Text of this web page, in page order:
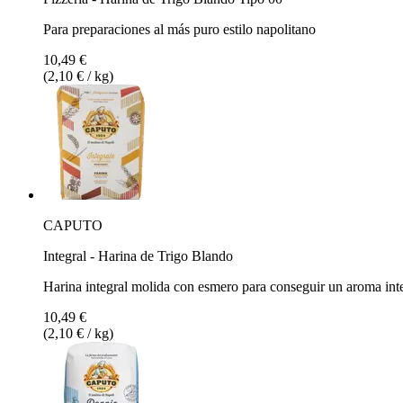
Para preparaciones al más puro estilo napolitano
10,49 €
(2,10 € / kg)
CAPUTO
Integral - Harina de Trigo Blando
Harina integral molida con esmero para conseguir un aroma
10,49 €
(2,10 € / kg)